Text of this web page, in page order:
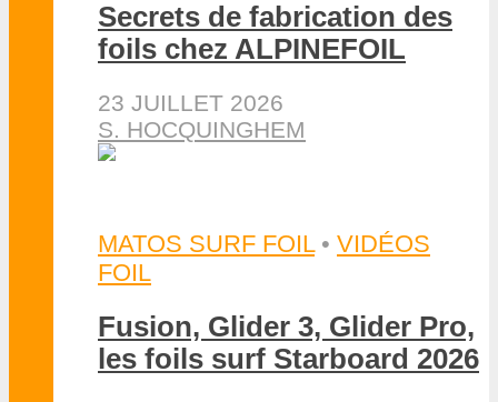
Secrets de fabrication des
foils chez ALPINEFOIL
23 JUILLET 2026
S. HOCQUINGHEM
MATOS SURF FOIL • VIDÉOS
FOIL
Fusion, Glider 3, Glider Pro,
les foils surf Starboard 2026